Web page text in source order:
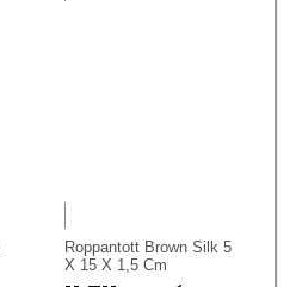
Roppantott Brown Silk 5
X 15 X 1,5 Cm